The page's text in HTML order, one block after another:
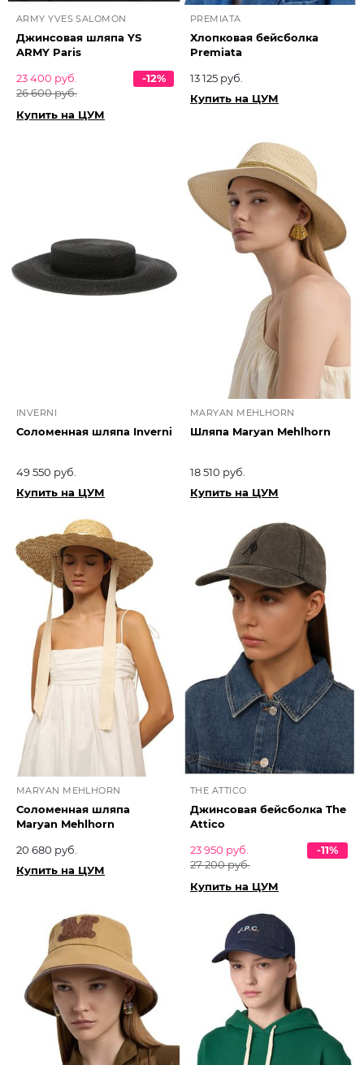
ARMY YVES SALOMON
Джинсовая шляпа YS
ARMY Paris
23 400 руб.
26 600 руб.
-12%
Купить на ЦУМ
PREMIATA
Хлопковая бейсболка
Premiata
13 125 руб.
Купить на ЦУМ
INVERNI
Соломенная шляпа Inverni
49 550 руб.
Купить на ЦУМ
MARYAN MEHLHORN
Шляпа Maryan Mehlhorn
18 510 руб.
Купить на ЦУМ
MARYAN MEHLHORN
Соломенная шляпа
Maryan Mehlhorn
20 680 руб.
Купить на ЦУМ
THE ATTICO
Джинсовая бейсболка The
Attico
23 950 руб.
27 200 руб.
-11%
Купить на ЦУМ